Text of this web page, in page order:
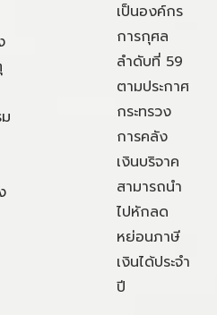
เป็นองค์กร
การกุศล
ลำดับที่ 59
ตามประกาศ
กระทรวง
การคลัง
เงินบริจาค
สามารถนำ
ไปหักลด
หย่อนภาษี
เงินได้ประจำ
ปี